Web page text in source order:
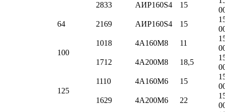
2833 АИР160S4 15
64
2169 АИР160S4 15
100
1018 4А160M8 11
1712
4А200M8 18,5
125
1110 4А160M6 15
1629
4А200M6 22